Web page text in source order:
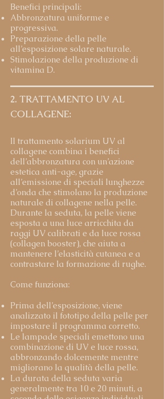
Benefici principali:
Abbronzatura uniforme e
progressiva.
Preparazione della pelle
all’esposizione solare naturale.
Stimolazione della produzione di
vitamina D.
2. TRATTAMENTO UV AL
COLLAGENE:
Il trattamento solarium UV al
collagene combina i benefici
dell’abbronzatura con un’azione
estetica anti-age, grazie
all’emissione di speciali lunghezze
d’onda che stimolano la produzione
naturale di collagene nella pelle.
Durante la seduta, la pelle viene
esposta a una luce arricchita da
raggi UV calibrati e da luce rossa
(collagen booster), che aiuta a
mantenere l’elasticità cutanea e a
contrastare la formazione di rughe.
Come funziona:
Prima dell’esposizione, viene
analizzato il fototipo della pelle per
impostare il programma corretto.
Le lampade speciali emettono una
combinazione di UV e luce rossa,
abbronzando dolcemente mentre
migliorano la qualità della pelle.
La durata della seduta varia
generalmente tra 10 e 20 minuti, a